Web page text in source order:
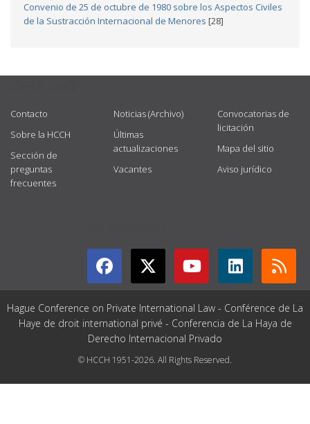
Convenio de 25 de octubre de 1980 sobre los Aspectos Civiles
de la Sustracción Internacional de Menores [28]
Contacto
Sobre la HCCH
Sección de
preguntas
frecuentes
Noticias (Archivo)
Últimas
actualizaciones
Vacantes
Convocatorias de
licitación
Mapa del sitio
Aviso jurídico
Hague Conference on Private International Law - Conférence de La
Haye de droit international privé - Conferencia de La Haya de
Derecho Internacional Privado
© HCCH 1951-2026. All Rights Reserved.